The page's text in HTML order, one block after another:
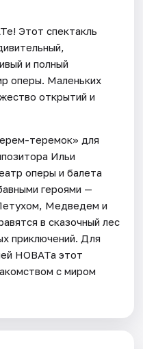
Этот спектакль
и полный
оперы. Маленьких
открытий и
теремок» для
Ильи
оперы и балета
героями —
Медведем и
в сказочный лес
приключений. Для
НОВАТа этот
с миром